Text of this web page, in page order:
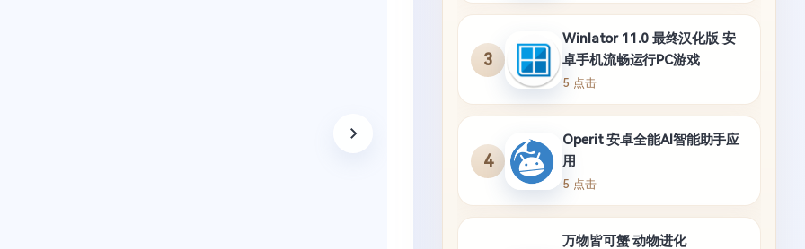
3
Winlator 11.0 最终汉化版 安
卓手机流畅运行PC游戏
5 点击
4
Operit 安卓全能AI智能助手应
用
5 点击
万物皆可蟹 动物进化